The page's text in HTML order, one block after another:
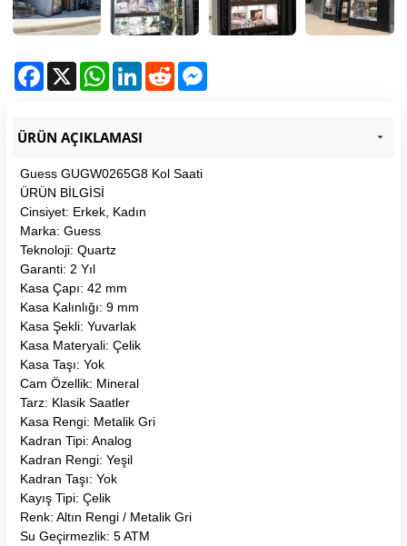
Facebook
X WhatsAppLinkedInReddit
ÜRÜN AÇIKLAMASI
Guess GUGW0265G8 Kol Saati
ÜRÜN BİLGİSİ
Cinsiyet: Erkek, Kadın
Marka: Guess
Teknoloji: Quartz
Garanti: 2 Yıl
Kasa Çapı: 42 mm
Kasa Kalınlığı: 9 mm
Kasa Şekli: Yuvarlak
Kasa Materyali: Çelik
Kasa Taşı: Yok
Cam Özellik: Mineral
Tarz: Klasik Saatler
Kasa Rengi: Metalik Gri
Kadran Tipi: Analog
Kadran Rengi: Yeşil
Kadran Taşı: Yok
Kayış Tipi: Çelik
Renk: Altın Rengi / Metalik Gri
Su Geçirmezlik: 5 ATM